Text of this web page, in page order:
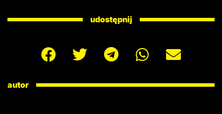
udostępnij
autor